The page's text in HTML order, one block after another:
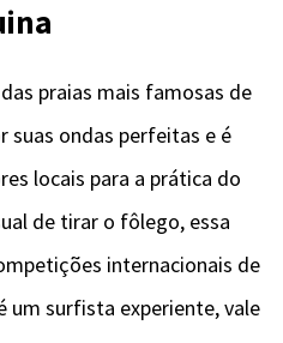
praias mais famosas de
suas ondas perfeitas e é
locais para a prática do
de tirar o fôlego, essa
internacionais de
um surfista experiente, vale